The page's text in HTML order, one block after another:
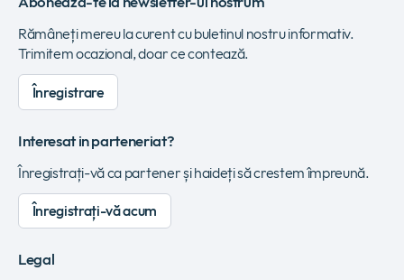
Rămâneți mereu la curent cu buletinul nostru informativ.
Trimitem ocazional, doar ce contează.
Înregistrare
Interesat in parteneriat?
Înregistrați-vă ca partener și haideți să crestem împreună.
Înregistrați-vă acum
Legal